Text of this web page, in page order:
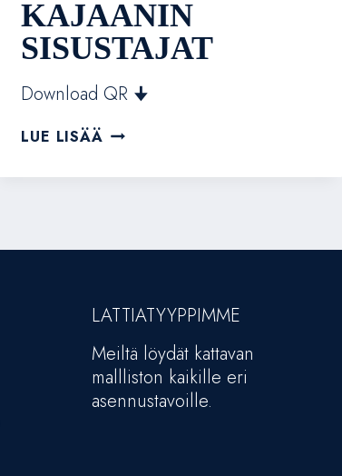
KAJAANIN
SISUSTAJAT
Download QR 🠋
LUE LISÄÄ KAJAANIN
LATTIATYYPPIMME
Meiltä löydät kattavan
mallliston kaikille eri
asennustavoille.